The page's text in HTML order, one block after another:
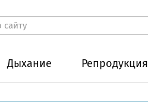
Дыхание Репродукция